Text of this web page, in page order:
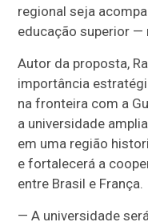
regional seja
educação superior —
Autor da proposta,
importância
na fronteira com a
a universidade
em uma região
e fortalecerá a
entre Brasil e França.
— A universidade